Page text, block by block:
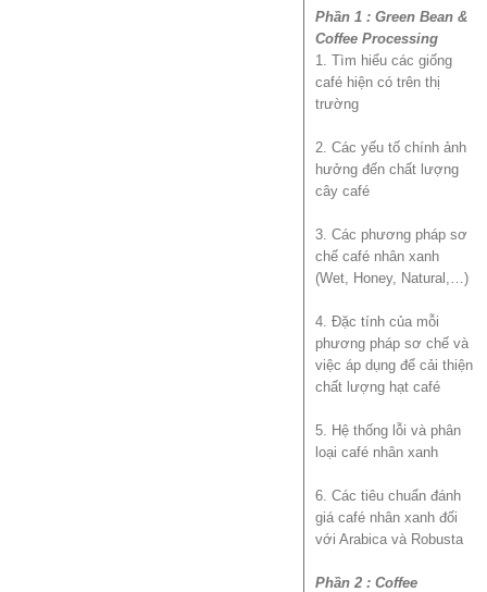
Phần 1 : Green Bean &
Coffee Processing
1. Tìm hiểu các giống
café hiện có trên thị
trường
2. Các yếu tố chính ảnh
hưởng đến chất lượng
cây café
3. Các phương pháp sơ
chế café nhân xanh
(Wet, Honey, Natural,…)
4. Đặc tính của mỗi
phương pháp sơ chế và
việc áp dụng để cải thiện
chất lượng hạt café
5. Hệ thống lỗi và phân
loại café nhân xanh
6. Các tiêu chuẩn đánh
giá café nhân xanh đối
với Arabica và Robusta
Phần 2 : Coffee